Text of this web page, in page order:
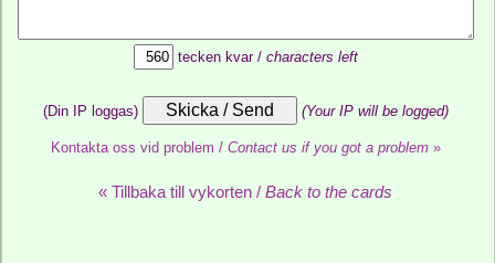
tecken kvar / characters left
(Din IP loggas) (Your IP will be logged)
Kontakta oss vid problem / Contact us if you got a problem»
« Tillbaka till vykorten /Back to the cards